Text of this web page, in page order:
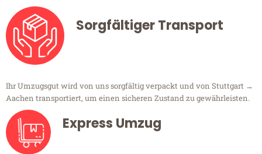
Sorgfältiger Transport
Ihr Umzugsgut wird von uns sorgfältig verpackt und von Stuttgart →
Aachen transportiert, um einen sicheren Zustand zu gewährleisten.
Express Umzug